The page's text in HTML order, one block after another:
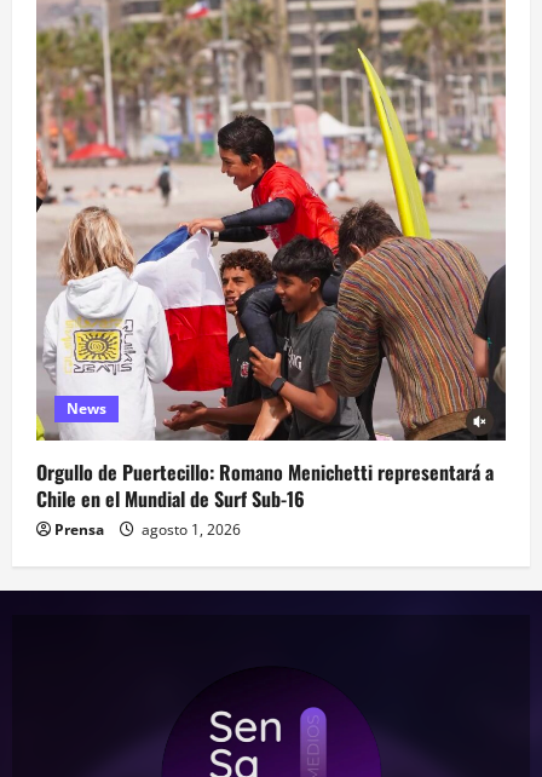
News
Orgullo de Puertecillo: Romano Menichetti representará a
Chile en el Mundial de Surf Sub-16
Prensa agosto 1, 2026